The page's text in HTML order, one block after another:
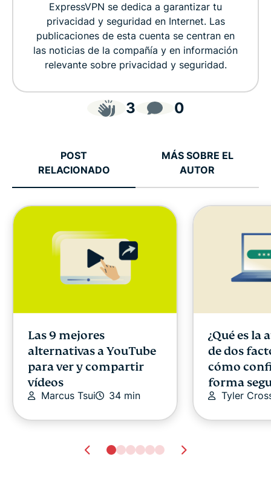
ExpressVPN se dedica a garantizar tu
privacidad y seguridad en Internet. Las
publicaciones de esta cuenta se centran en
las noticias de la compañía y en información
relevante sobre privacidad y seguridad.
3 0
POST
RELACIONADO
MÁS SOBRE EL
AUTOR
Las 9 mejores
alternativas a YouTube
para ver y compartir
vídeos
Marcus Tsui 34 min
¿Qué es la
de dos
cómo
forma
Tyler